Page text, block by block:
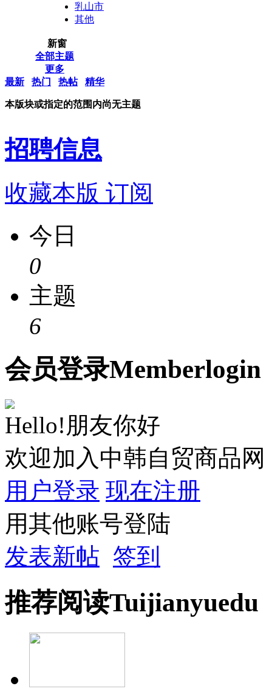
乳山市
其他
新窗
全部主题
更多
最新
热门 热帖 精华
本版块或指定的范围内尚无主题
招聘信息
收藏本版 订阅
今日
0
主题
6
会员登录Memberlogin
Hello!朋友你好
欢迎加入中韩自贸商品网
用户登录 现在注册
用其他账号登陆
发表新帖 签到
推荐阅读Tuijianyuedu